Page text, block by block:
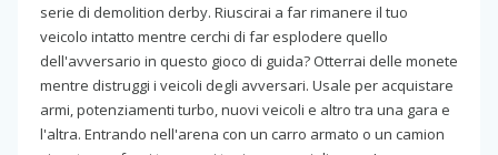
serie di demolition derby. Riuscirai a far rimanere il tuo
veicolo intatto mentre cerchi di far esplodere quello
dell'avversario in questo gioco di guida? Otterrai delle monete
mentre distruggi i veicoli degli avversari. Usale per acquistare
armi, potenziamenti turbo, nuovi veicoli e altro tra una gara e
l'altra. Entrando nell'arena con un carro armato o un camion